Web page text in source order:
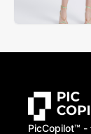
PicCopilot™️ -